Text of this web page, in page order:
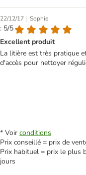
22/12/17 | Sophie
: 5/5
Excellent produit
La litière est très pratique
d'accès pour nettoyer
* Voir conditions
Prix conseillé = prix de
Prix habituel = prix le plus
jours